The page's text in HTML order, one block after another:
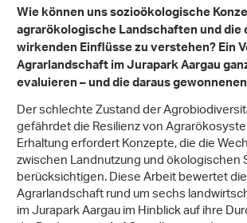
Wie können uns sozioökologische
agrarökologische Landschaften und die
wirkenden Einflüsse zu verstehen? Ein
Agrarlandschaft im Jurapark Aargau
evaluieren – und die daraus
Der schlechte Zustand der
gefährdet die Resilienz von
Erhaltung erfordert Konzepte, die die
zwischen Landnutzung und ökologischen
berücksichtigen. Diese Arbeit bewertet
Agrarlandschaft rund um sechs
im Jurapark Aargau im Hinblick auf ihre